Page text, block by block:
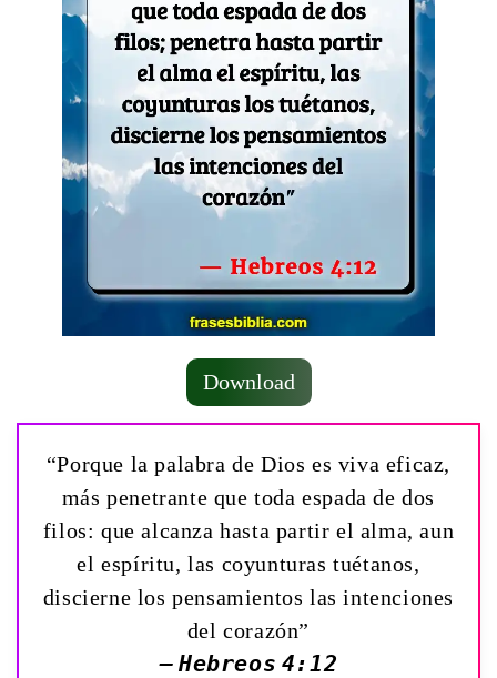
Download
“Porque la palabra de Dios es viva eficaz,
más penetrante que toda espada de dos
filos: que alcanza hasta partir el alma, aun
el espíritu, las coyunturas tuétanos,
discierne los pensamientos las intenciones
del corazón”
— Hebreos 4:12